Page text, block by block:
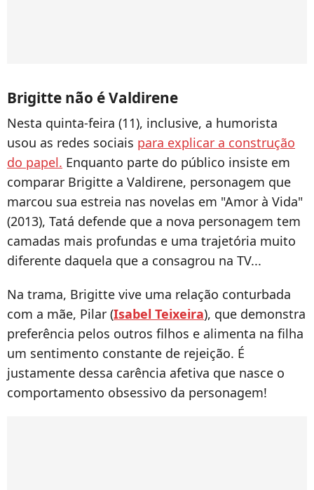
Brigitte não é Valdirene
Nesta quinta-feira (11), inclusive, a humorista
usou as redes sociais para explicar a construção
do papel. Enquanto parte do público insiste em
comparar Brigitte a Valdirene, personagem que
marcou sua estreia nas novelas em "Amor à Vida"
(2013), Tatá defende que a nova personagem tem
camadas mais profundas e uma trajetória muito
diferente daquela que a consagrou na TV...
Na trama, Brigitte vive uma relação conturbada
com a mãe, Pilar (Isabel Teixeira), que demonstra
preferência pelos outros filhos e alimenta na filha
um sentimento constante de rejeição. É
justamente dessa carência afetiva que nasce o
comportamento obsessivo da personagem!